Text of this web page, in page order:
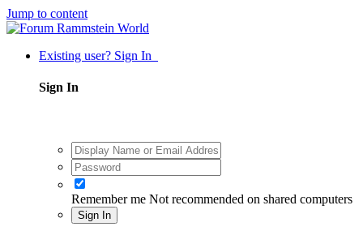
Jump to content
Existing user? Sign In
Sign In
Remember me Not recommended on shared computers
Sign In